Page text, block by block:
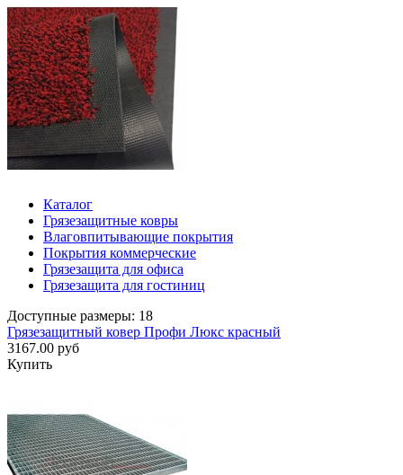
Каталог
Грязезащитные ковры
Влаговпитывающие покрытия
Покрытия коммерческие
Грязезащита для офиса
Грязезащита для гостиниц
Доступные размеры: 18
Грязезащитный ковер Профи Люкс красный
3167.00 руб
Купить